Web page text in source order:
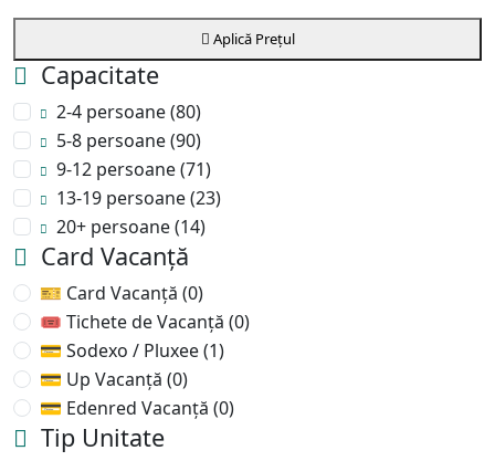
Aplică Prețul
Capacitate
2-4 persoane(80)
5-8 persoane(90)
9-12 persoane(71)
13-19 persoane(23)
20+ persoane(14)
Card Vacanță
🎫 Card Vacanță (0)
🎟 Tichete de Vacanță (0)
💳 Sodexo / Pluxee(1)
💳 Up Vacanță (0)
💳 Edenred Vacanță (0)
Tip Unitate